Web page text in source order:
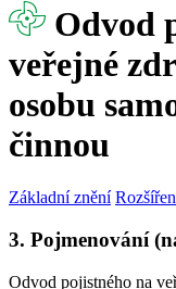
Odvod
veřejné
osobu
činnou
Základní znění
3. Pojmenování
Odvod pojistného na